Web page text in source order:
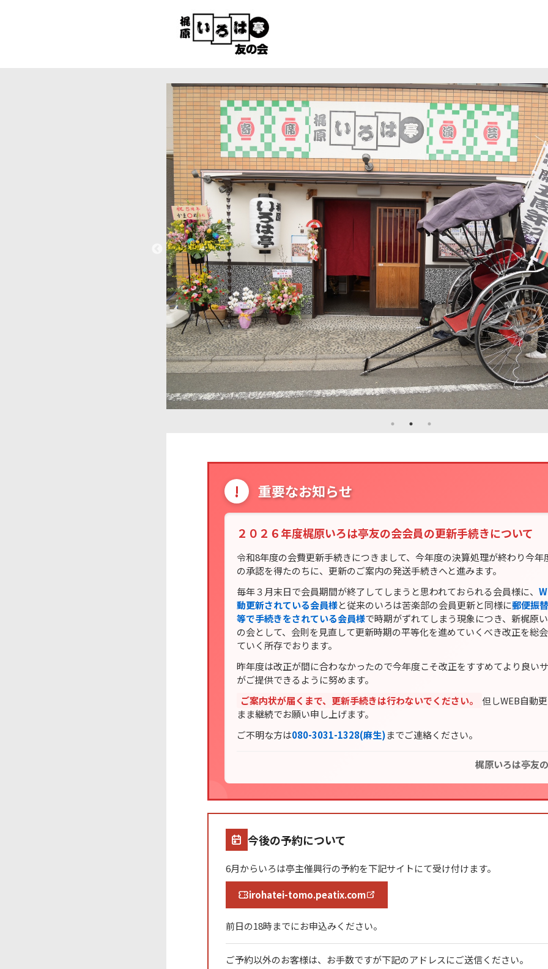
! 重要なお知らせ
２０２６年度梶原いろは亭友の会会員の更新手続きについて
令和8年度の会費更新手続きにつきまして、今年度の決算処理が終わり今年
の承認を得たのちに、更新のご案内の発送手続きへと進みます。
毎年３月末日で会員期間が終了してしまうと思われておられる会員様に、
動更新されている会員様と従来のいろは苦楽部の会員更新と同様に郵便振
等で手続きをされている会員様で時期がずれてしまう現象につき、新梶原
の会として、会則を見直して更新時期の平等化を進めていくべき改正を総
ていく所存でおります。
昨年度は改正が間に合わなかったので今年度こそ改正をすすめてより良い
がご提供できるように努めます。
ご案内状が届くまで、更新手続きは行わないでください。
但しWEB自動
まま継続でお願い申し上げます。
ご不明な方は080-3031-1328(麻生)までご連絡ください。
梶原いろは亭友
今後の予約について
6月からいろは亭主催興行の予約を下記サイトにて受け付けます。
irohatei-tomo.peatix.com
前日の18時までにお申込みください。
ご予約以外のお客様は、お手数ですが下記のアドレスにご送信ください。